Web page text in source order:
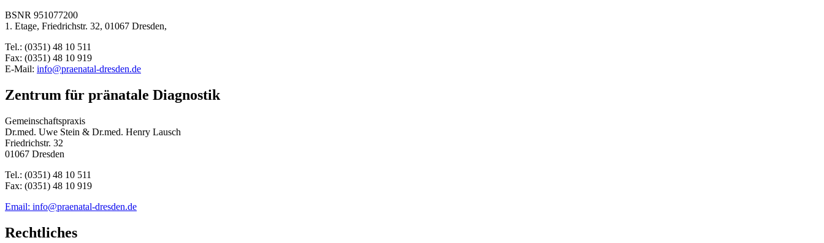
BSNR 951077200
1. Etage, Friedrichstr. 32, 01067 Dresden,
Tel.: (0351) 48 10 511
Fax: (0351) 48 10 919
E-Mail: info@praenatal-dresden.de
Zentrum für pränatale Diagnostik
Gemeinschaftspraxis
Dr.med. Uwe Stein & Dr.med. Henry Lausch
Friedrichstr. 32
Tel.: (0351) 48 10 511